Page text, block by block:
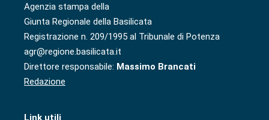
Agenzia stampa della
Giunta Regionale della Basilicata
Registrazione n. 209/1995 al Tribunale di Potenza
agr@regione.basilicata.it
Direttore responsabile: Massimo Brancati
Redazione
Link utili